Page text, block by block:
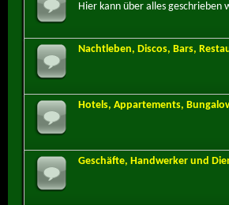
Hier kann über alles geschrieben
Nachtleben, Discos, Bars,
Hotels, Appartements,
Geschäfte, Handwerker und